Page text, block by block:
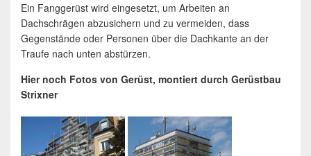
Ein Fanggerüst wird eingesetzt, um Arbeiten an
Dachschrägen abzusichern und zu vermeiden, dass
Gegenstände oder Personen über die Dachkante an der
Traufe nach unten abstürzen.
Hier noch Fotos von Gerüst, montiert durch Gerüstbau
Strixner